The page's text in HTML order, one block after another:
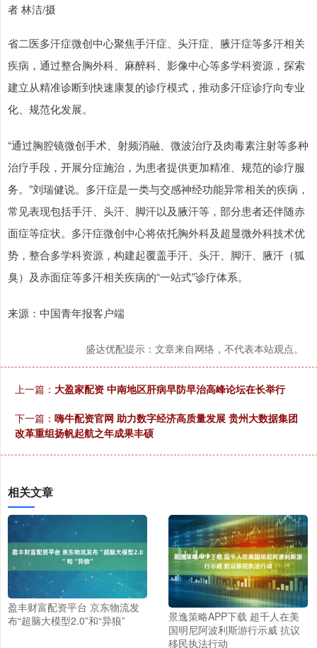
者 林洁/摄
省二医多汗症微创中心聚焦手汗症、头汗症、腋汗症等多汗相关
疾病，通过整合胸外科、麻醉科、影像中心等多学科资源，探索
建立从精准诊断到快速康复的诊疗模式，推动多汗症诊疗向专业
化、规范化发展。
“通过胸腔镜微创手术、射频消融、微波治疗及肉毒素注射等多种
治疗手段，开展分症施治，为患者提供更加精准、规范的诊疗服
务。”刘瑞健说。多汗症是一类与交感神经功能异常相关的疾病，
常见表现包括手汗、头汗、脚汗以及腋汗等，部分患者还伴随赤
面症等症状。多汗症微创中心将依托胸外科及超显微外科技术优
势，整合多学科资源，构建起覆盖手汗、头汗、脚汗、腋汗（狐
臭）及赤面症等多汗相关疾病的“一站式”诊疗体系。
来源：中国青年报客户端
盛达优配提示：文章来自网络，不代表本站观点。
上一篇： 大盈家配资 中南地区肝病早防早治高峰论坛在长举行
下一篇： 嗨牛配资官网 助力数字经济高质量发展 贵州大数据集团
改革重组扬帆起航之年成果丰硕
相关文章
盈丰财富配资平台 京东物流发
布“超脑大模型2.0”和“异狼”
景逸策略APP下载 超千人在美
国明尼阿波利斯游行示威 抗议
移民执法行动